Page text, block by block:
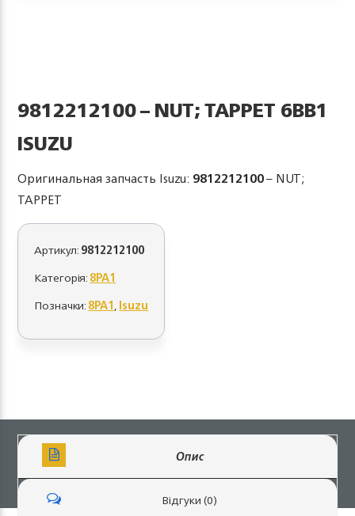
9812212100 – NUT; TAPPET 6BB1
ISUZU
Оригинальная запчасть Isuzu: 9812212100– NUT;
TAPPET
Артикул:9812212100
Категорія:8PA1
Позначки:8PA1,Isuzu
Опис
Відгуки (0)